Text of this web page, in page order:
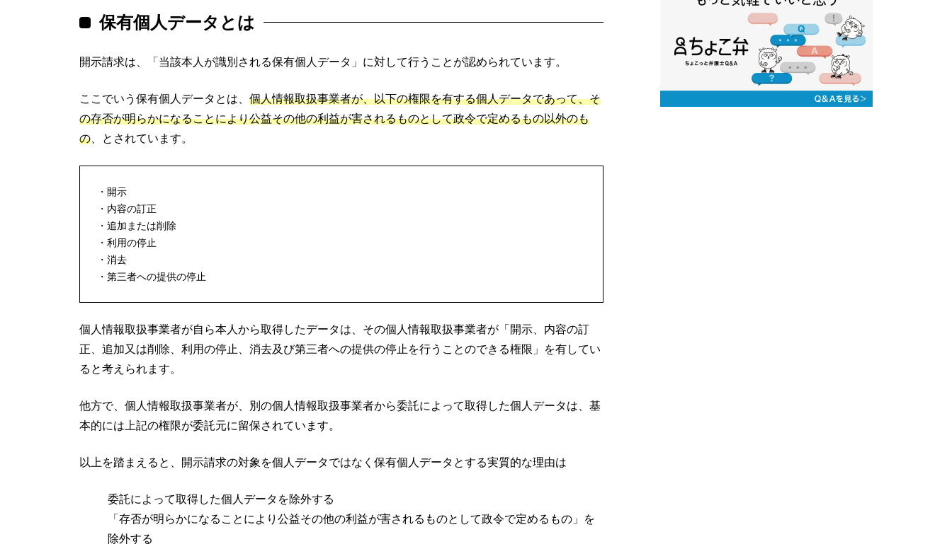
保有個人データとは
開示請求は、「当該本人が識別される保有個人データ」に対して行うことが認められています。
ここでいう保有個人データとは、 個人情報取扱事業者が、以下の権限を有する個人データであって、そ
の存否が明らかになることにより公益その他の利益が害されるものとして政令で定めるもの以外のも
の 、とされています。
開示
内容の訂正
追加または削除
利用の停止
消去
第三者への提供の停止
個人情報取扱事業者が自ら本人から取得したデータは、その個人情報取扱事業者が「開示、内容の訂
正、追加又は削除、利用の停止、消去及び第三者への提供の停止を行うことのできる権限」を有してい
ると考えられます。
他方で、個人情報取扱事業者が、別の個人情報取扱事業者から委託によって取得した個人データは、基
本的には上記の権限が委託元に留保されています。
以上を踏まえると、開示請求の対象を個人データではなく保有個人データとする実質的な理由は
委託によって取得した個人データを除外する
「存否が明らかになることにより公益その他の利益が害されるものとして政令で定めるもの」を
除外する